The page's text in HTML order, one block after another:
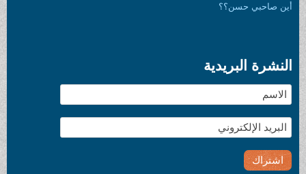
أين صاحبي حسن؟؟
النشرة البريدية